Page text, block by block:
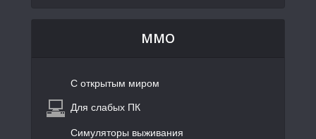
MMO
С открытым миром
Для слабых ПК
Симуляторы выживания